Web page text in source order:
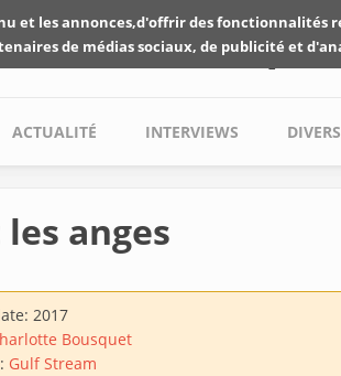
Les
ACTUALITÉ INTERVIEWS
anges
2017
Bousquet
Gulf Stream
et les annonces,d'offrir des
de médias sociaux, de publicité et